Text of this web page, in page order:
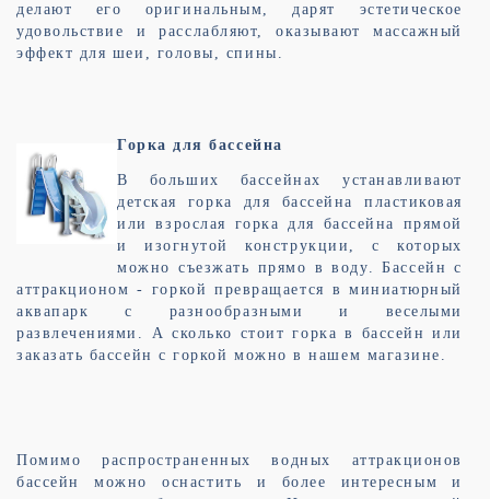
делают его оригинальным, дарят эстетическое
удовольствие и расслабляют, оказывают массажный
эффект для шеи, головы, спины.
Горка для бассейна
В больших бассейнах устанавливают
детская горка для бассейна пластиковая
или взрослая горка для бассейна прямой
и изогнутой конструкции, с которых
можно съезжать прямо в воду. Бассейн с
аттракционом - горкой превращается в миниатюрный
аквапарк с разнообразными и веселыми
развлечениями. А сколько стоит горка в бассейн или
заказать бассейн с горкой можно в нашем магазине.
Помимо распространенных водных аттракционов
бассейн можно оснастить и более интересным и